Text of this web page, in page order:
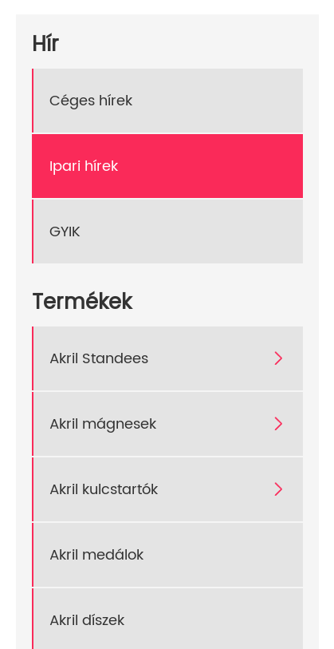
Hír
Céges hírek
Ipari hírek
GYIK
Termékek
Akril Standees 
Akril mágnesek 
Akril kulcstartók 
Akril medálok
Akril díszek